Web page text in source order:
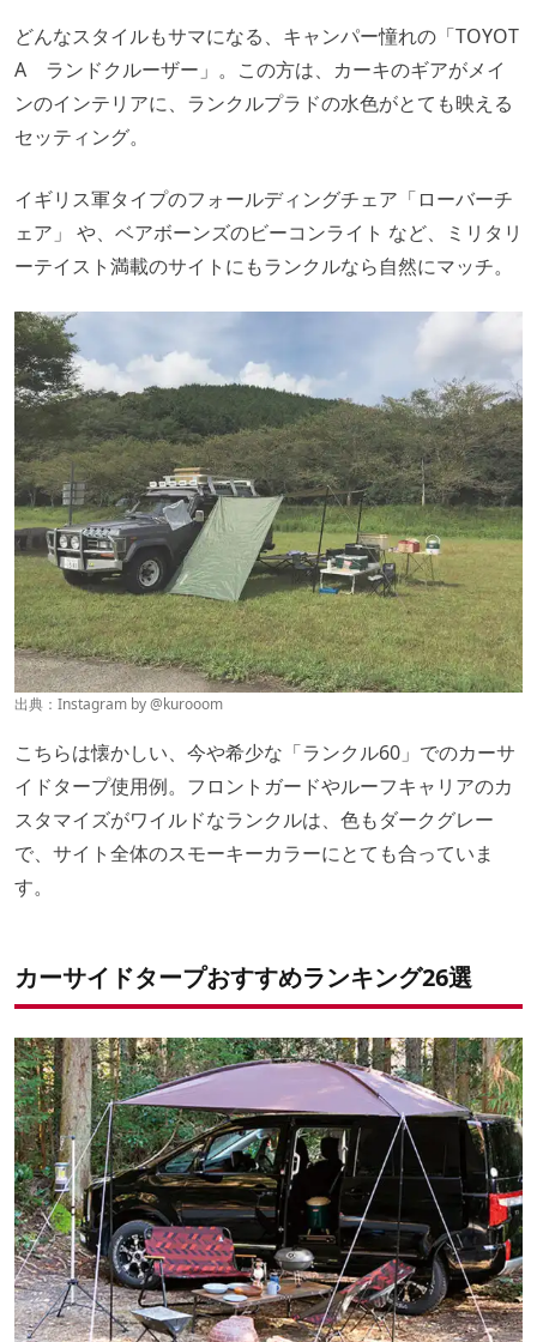
どんなスタイルもサマになる、キャンパー憧れの「TOYOT
A ランドクルーザー」。この方は、カーキのギアがメイ
ンのインテリアに、ランクルプラドの水色がとても映える
セッティング。
イギリス軍タイプのフォールディングチェア 「ローバーチ
ェア」 や、 ベアボーンズのビーコンライト など、ミリタリ
ーテイスト満載のサイトにもランクルなら自然にマッチ。
出典：Instagram by @kurooom
こちらは懐かしい、今や希少な「ランクル60」でのカーサ
イドタープ使用例。フロントガードやルーフキャリアのカ
スタマイズがワイルドなランクルは、色もダークグレー
で、サイト全体のスモーキーカラーにとても合っていま
す。
カーサイドタープおすすめランキング26選